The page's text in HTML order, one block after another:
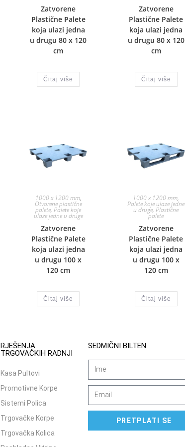
Zatvorene
Plastične Palete
koja ulazi jedna
u drugu 80 x 120
cm
Čitaj više
Zatvorene
Plastične Palete
koja ulazi jedna
u drugu 80 x 120
cm
Čitaj više
1000 x 1200 mm,
Otvorene plastične
palete,Palete koje
ulaze jedne u druge
Zatvorene
Plastične Palete
koja ulazi jedna
u drugu 100 x
120 cm
Čitaj više
1000 x 1200 mm,
Palete koje ulaze jedne
u druge,Plastične
palete
Zatvorene
Plastične Palete
koja ulazi jedna
u drugu 100 x
120 cm
Čitaj više
RJEŠENJA
TRGOVAČKIH RADNJI
Kasa Pultovi
Promotivne Korpe
Sistemi Polica
Trgovačke Korpe
Trgovačka Kolica
SEDMIČNI BILTEN
PRETPLATI SE